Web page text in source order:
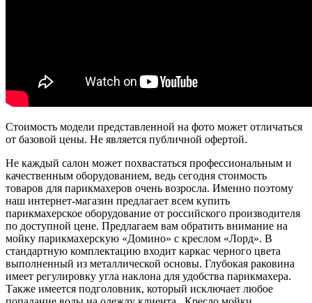
Стоимость модели представленной на фото может отличаться
от базовой цены. Не является публичной офертой.
Не каждый салон может похвастаться профессиональным и
качественным оборудованием, ведь сегодня стоимость
товаров для парикмахеров очень возросла. Именно поэтому
наш интернет-магазин предлагает всем купить
парикмахерское оборудование от российского производителя
по доступной цене. Предлагаем вам обратить внимание на
мойку парикмахерскую «Домино» с креслом «Лорд». В
стандартную комплектацию входит каркас черного цвета
выполненный из металлической основы. Глубокая раковина
имеет регулировку угла наклона для удобства парикмахера.
Также имеется подголовник, который исключает любое